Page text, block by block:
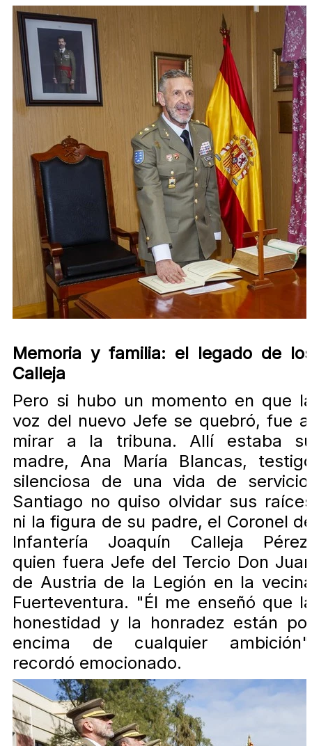
Memoria y familia: el legado de
Calleja
Pero si hubo un momento en que
voz del nuevo Jefe se quebró, fue
mirar a la tribuna. Allí estaba
madre, Ana María Blancas,
silenciosa de una vida de
Santiago no quiso olvidar sus
ni la figura de su padre, el Coronel
Infantería Joaquín Calleja
quien fuera Jefe del Tercio Don
de Austria de la Legión en la
Fuerteventura. "Él me enseñó que
honestidad y la honradez están
encima de cualquier
recordó emocionado.